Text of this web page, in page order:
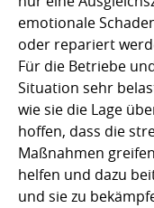
emotionale
oder repariert
Für die Betriebe
Situation sehr
wie sie die Lage
hoffen, dass die
Maßnahmen
helfen und dazu
und sie zu